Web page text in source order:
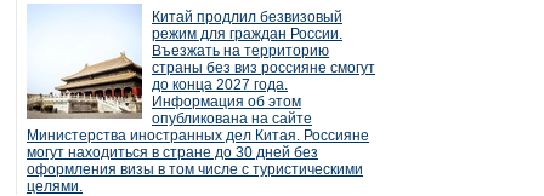
Китай продлил безвизовый
режим для граждан России.
Въезжать на территорию
страны без виз россияне смогут
до конца 2027 года.
Информация об этом
опубликована на сайте
Министерства иностранных дел Китая. Россияне
могут находиться в стране до 30 дней без
оформления визы в том числе с туристическими
целями.